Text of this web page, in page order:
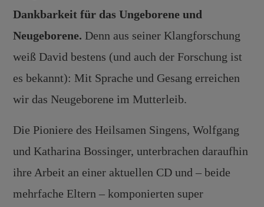
Dankbarkeit für das Ungeborene und
Neugeborene. Denn aus seiner Klangforschung
weiß David bestens (und auch der Forschung ist
es bekannt): Mit Sprache und Gesang erreichen
wir das Neugeborene im Mutterleib.
Die Pioniere des Heilsamen Singens, Wolfgang
und Katharina Bossinger, unterbrachen daraufhin
ihre Arbeit an einer aktuellen CD und – beide
mehrfache Eltern – komponierten super